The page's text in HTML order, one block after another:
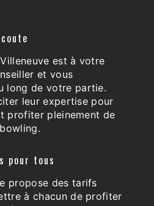
est à votre
et vous
long de votre partie.
leur expertise pour
profiter pleinement de
tous
propose des tarifs
à chacun de profiter